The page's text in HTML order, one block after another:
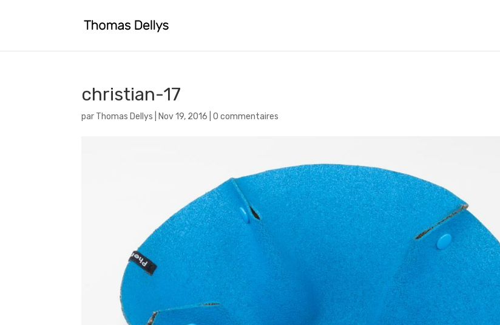
christian-17
par Thomas Dellys Nov 19, 2016 |0 commentaires